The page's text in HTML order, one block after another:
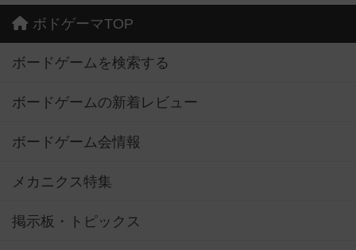
ボドゲーマTOP
ボードゲームを検索する
ボードゲームの新着レビュー
ボードゲーム会情報
メカニクス特集
掲示板・トピックス